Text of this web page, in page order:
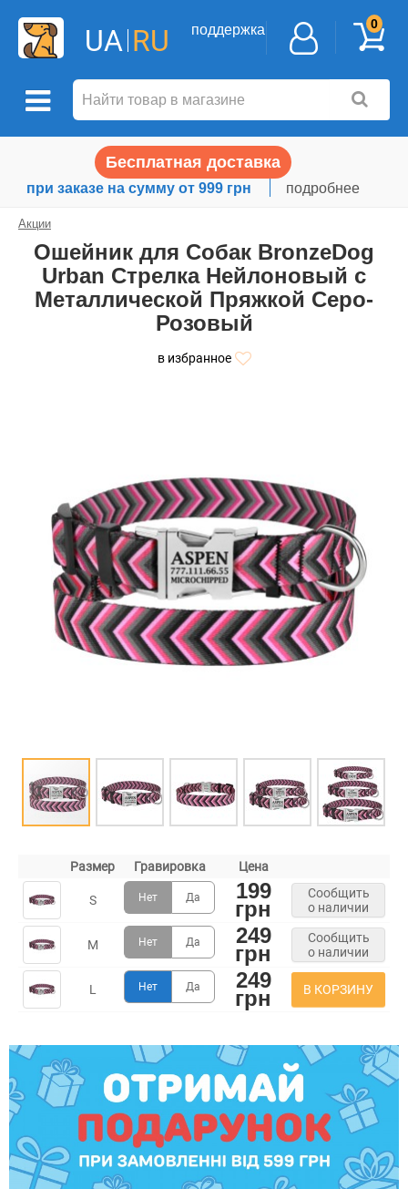
UA RU поддержка 0
Бесплатная доставка
при заказе на сумму от 999 грн подробнее
Акции
Ошейник для Собак BronzeDog
Urban Стрелка Нейлоновый с
Металлической Пряжкой Серо-
Розовый
в избранное
Размер Гравировка Цена
S Нет Да 199
грн
Сообщить
о наличии
M Нет Да 249
грн
Сообщить
о наличии
L Нет Да 249
грн В КОРЗИНУ